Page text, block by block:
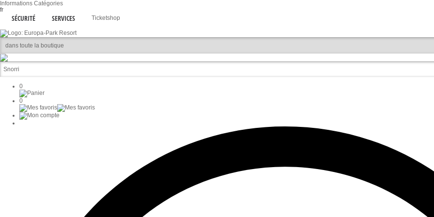
Informations Catégories
fr
SÉCURITÉ SERVICES Ticketshop
0
0